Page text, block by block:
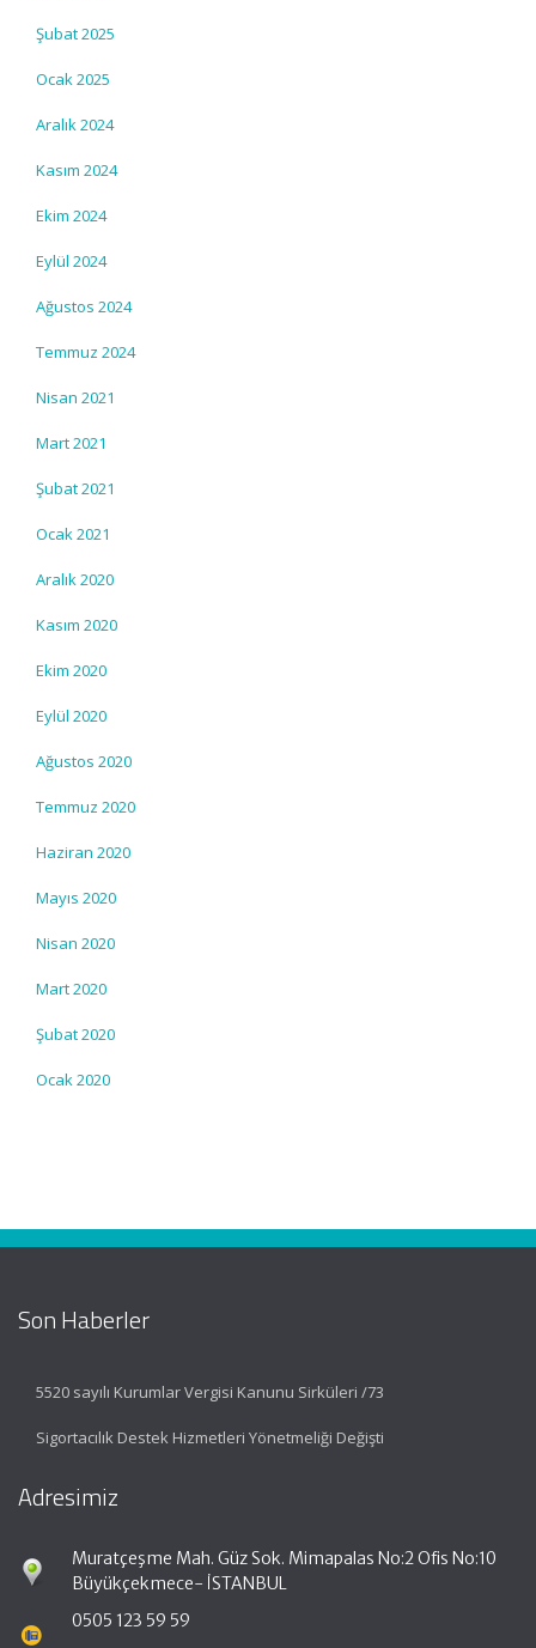
Şubat 2025
Ocak 2025
Aralık 2024
Kasım 2024
Ekim 2024
Eylül 2024
Ağustos 2024
Temmuz 2024
Nisan 2021
Mart 2021
Şubat 2021
Ocak 2021
Aralık 2020
Kasım 2020
Ekim 2020
Eylül 2020
Ağustos 2020
Temmuz 2020
Haziran 2020
Mayıs 2020
Nisan 2020
Mart 2020
Şubat 2020
Ocak 2020
Son Haberler
5520 sayılı Kurumlar Vergisi Kanunu Sirküleri /73
Sigortacılık Destek Hizmetleri Yönetmeliği Değişti
Adresimiz
Muratçeşme Mah. Güz Sok. Mimapalas No:2 Ofis No:10
Büyükçekmece- İSTANBUL
0505 123 59 59